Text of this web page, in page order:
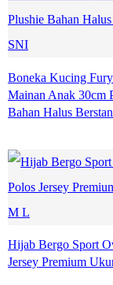
Boneka Kucing
Mainan Anak 30cm
Bahan Halus
Hijab Bergo Sport
Jersey Premium